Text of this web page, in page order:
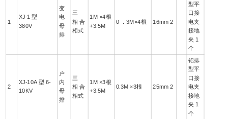
1
XJ-1 型
380V
变
电
母
排
三
相 合
相式
1M ×4根
+3.5M
0 ．3M×4根 16mm 2
型平
口接
电夹
接地
夹 1
个
2
XJ-10A 型 6-
10KV
户
内
母
排
三
相 合
相式
1M ×3根
+3.5M
0.3M ×3根 25mm 2
铝排
型平
口接
电夹
接地
夹 1
个